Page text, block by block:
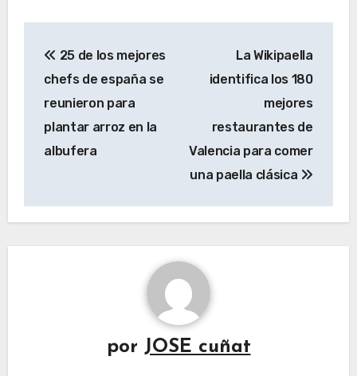
de
entradas
25 de los mejores
chefs de españa se
reunieron para
plantar arroz en la
albufera
La Wikipaella
identifica los 180
mejores
restaurantes de
Valencia para comer
una paella clásica
por JOSE cuñat